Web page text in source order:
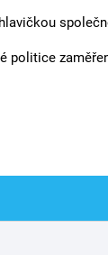
politice